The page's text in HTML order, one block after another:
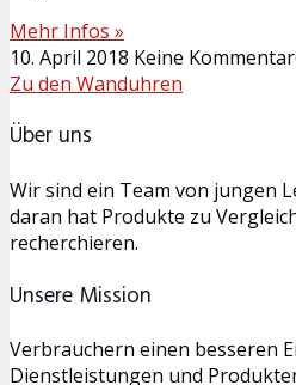
Mehr Infos »
10. April 2018 Keine
Zu den Wanduhren
Über uns
Wir sind ein Team von jungen
daran hat Produkte zu
recherchieren.
Unsere Mission
Verbrauchern einen besseren
Dienstleistungen und